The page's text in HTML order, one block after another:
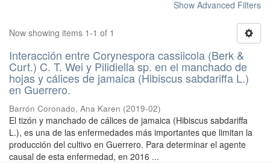
Show Advanced Filters
Now showing items 1-1 of 1
Interacción entre Corynespora cassiicola (Berk &
Curt.) C. T. Wei y Pilidiella sp. en el manchado de
hojas y cálices de jamaica (Hibiscus sabdariffa L.)
en Guerrero.
Barrón Coronado, Ana Karen (2019-02)
El tizón y manchado de cálices de jamaica (Hibiscus sabdariffa
L.), es una de las enfermedades más importantes que limitan la
producción del cultivo en Guerrero. Para determinar el agente
causal de esta enfermedad, en 2016 ...